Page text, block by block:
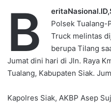
B
Polsek Tualang-
Truck melintas
berupa Tilang
Jumat dini hari di Jln. Raya
Tualang, Kabupaten Siak.
Kapolres Siak, AKBP Asep